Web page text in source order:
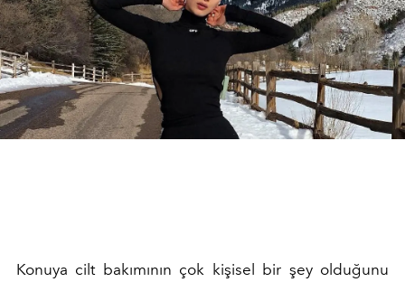
Konuya cilt bakımının çok kişisel bir şey olduğunu